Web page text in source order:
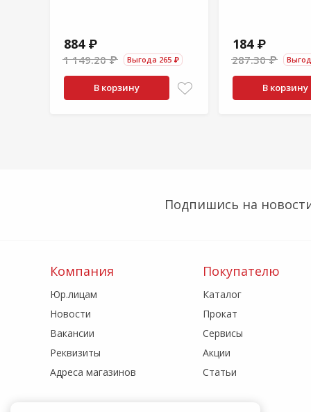
884 ₽
1 149.20 ₽ Выгода 265 ₽
В корзину
184 ₽
287.30 ₽
В корзину
Подпишись на
Компания
Юр.лицам
Новости
Вакансии
Реквизиты
Адреса магазинов
Покупателю
Каталог
Прокат
Сервисы
Акции
Статьи